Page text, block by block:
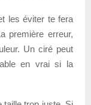
les éviter te fera
première erreur,
Un ciré peut
en vrai si la